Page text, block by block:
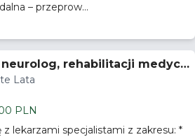
Praca zdalna – przeprow...
rehabilitacji medycz
telemedycyna
Lata
PLN
lekarzami specjalistami z zakresu: *